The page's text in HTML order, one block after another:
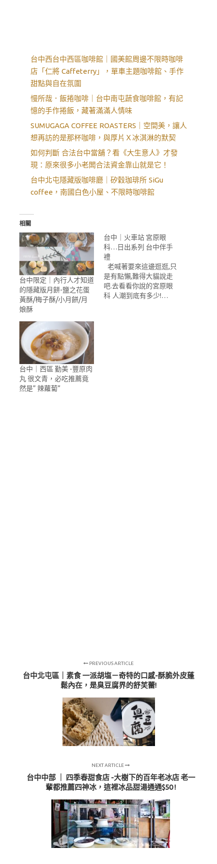
台中西台中西區咖啡館｜國美館周邊不限時咖啡
店「仁將 Caffeterry」，單車主題咖啡館、手作
甜點與自在氛圍
慢所哉．飯捲咖啡｜台中南屯蔬食咖啡館，有記
憶的手作捲飯，藏著滿滿人情味
SUMUGAGA COFFEE ROASTERS｜空間美，讓人
想再訪的是那杯咖啡，與厚片Ｘ冰淇淋的默契
如何判斷 合法台中當舖？看《大生意人》才發
現：原來很多小老闆合法資金靠山就是它！
台中北屯隱藏版咖啡廳｜矽穀珈琲所 SiGu
coffee，南國白色小屋、不限時咖啡館
相關
台中限定｜內行人才知道
的隱藏版月餅-鹽之花蛋
黃酥/梅子酥/小月餅/月
娘酥
台中｜火車站 宮原眼
科…日出系列 台中伴手
禮
老喊著要來這邊逛逛,只
是有點懶,難得大貓說走
吧.去看看你說的宮原眼
科 人潮到底有多少!…
台中｜西區 勤美 -豐原肉
丸 很文青，必吃推薦竟
然是” 辣蘿蔔”
PREVIOUS ARTICLE
台中北屯區｜素食 一派胡塩－奇特的口感-酥脆外皮蓬
鬆內在，是臭豆腐界的舒芙蕾!
NEXT ARTICLE
台中中部 ｜ 四季春甜食店 -大樹下的百年老冰店 老一
輩都推薦四神冰，這裡冰品甜湯通通$50 !